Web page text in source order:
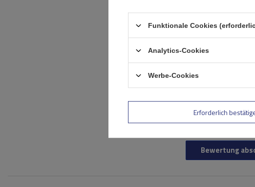
Ihr Produktfoto
Ihre E-Mail-Adresse
Bewertung
Funktionale Cookies
Analytics-Cookies
Werbe-Cookies
Erforderlich